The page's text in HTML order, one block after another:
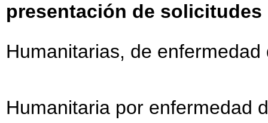
presentación de solicitudes
Humanitarias, de
Humanitaria por enfermedad